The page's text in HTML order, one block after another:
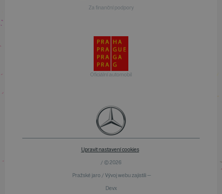
Za finanční podpory
Oficiální automobil
Upravit nastavení cookies
/ © 2026
Pražské jaro / Vývoj webu zajistili —
Devx